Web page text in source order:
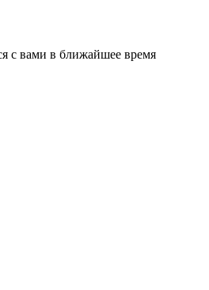
с вами в ближайшее время